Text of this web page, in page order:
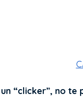
“clicker”, no